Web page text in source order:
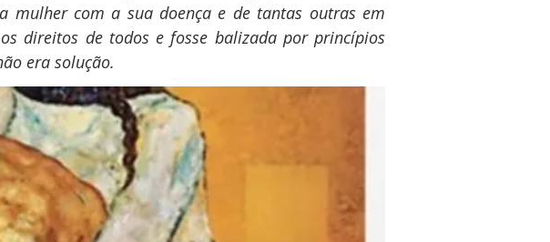
mulher com a sua doença e de tantas outras em
direitos de todos e fosse balizada por princípios
era solução.